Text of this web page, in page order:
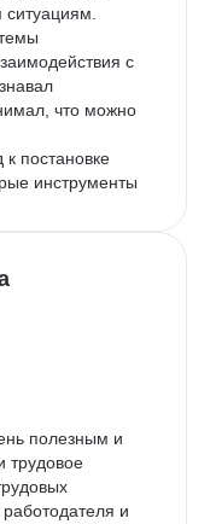
с
что можно
постановке
инструменты
приносить
полезным и
трудовое
и